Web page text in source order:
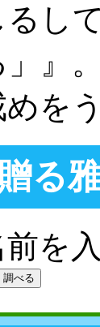
し
』
を
る
を